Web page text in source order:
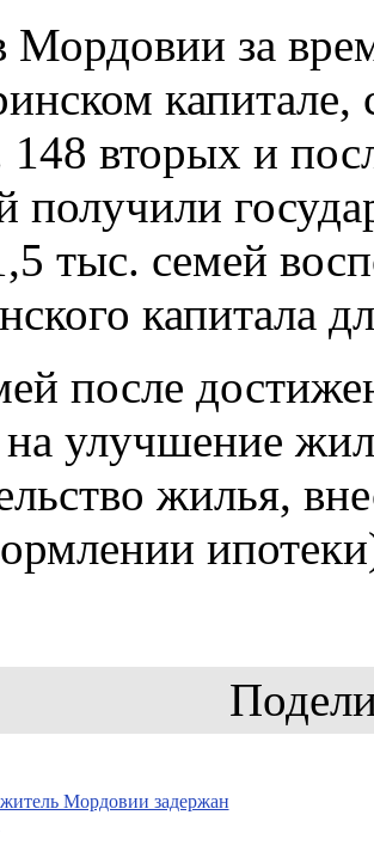
Мордовии за
капитале,
148 вторых и
получили
тыс. семей
капитала
после
на улучшение
жилья,
Мордовии задержан